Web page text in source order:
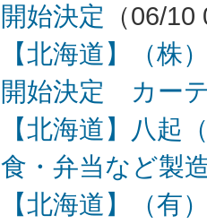
開始決定 （06/
【北海道】（株
開始決定 カー
【北海道】八
食・弁当など製
【北海道】（有